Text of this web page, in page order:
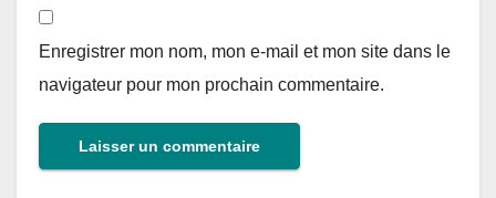
Enregistrer mon nom, mon e-mail et mon site dans le
navigateur pour mon prochain commentaire.